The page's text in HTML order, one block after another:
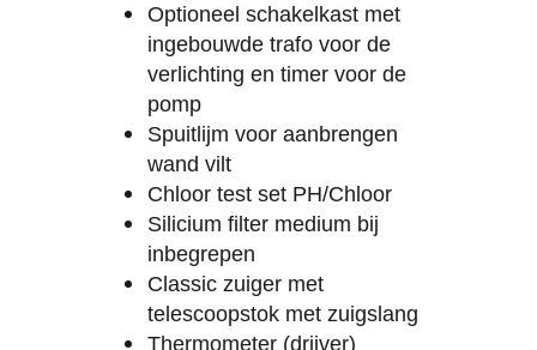
Optioneel schakelkast met
ingebouwde trafo voor de
verlichting en timer voor de
pomp
Spuitlijm voor aanbrengen
wand vilt
Chloor test set PH/Chloor
Silicium filter medium bij
inbegrepen
Classic zuiger met
telescoopstok met zuigslang
Thermometer (drijver)